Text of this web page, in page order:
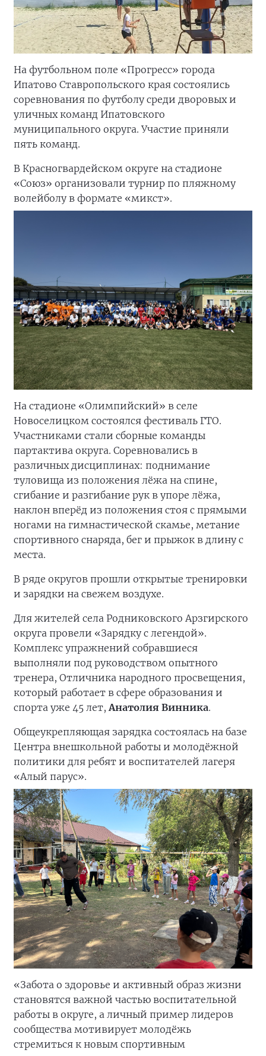
На футбольном поле «Прогресс» города
Ипатово Ставропольского края состоялись
соревнования по футболу среди дворовых и
уличных команд Ипатовского
муниципального округа. Участие приняли
пять команд.
В Красногвардейском округе на стадионе
«Союз» организовали турнир по пляжному
волейболу в формате «микст».
На стадионе «Олимпийский» в селе
Новоселицком состоялся фестиваль ГТО.
Участниками стали сборные команды
партактива округа. Соревновались в
различных дисциплинах: поднимание
туловища из положения лёжа на спине,
сгибание и разгибание рук в упоре лёжа,
наклон вперёд из положения стоя с прямыми
ногами на гимнастической скамье, метание
спортивного снаряда, бег и прыжок в длину с
места.
В ряде округов прошли открытые тренировки
и зарядки на свежем воздухе.
Для жителей села Родниковского Арзгирского
округа провели «Зарядку с легендой».
Комплекс упражнений собравшиеся
выполняли под руководством опытного
тренера, Отличника народного просвещения,
который работает в сфере образования и
спорта уже 45 лет,Анатолия Винника.
Общеукрепляющая зарядка состоялась на базе
Центра внешкольной работы и молодёжной
политики для ребят и воспитателей лагеря
«Алый парус».
«Забота о здоровье и активный образ жизни
становятся важной частью воспитательной
работы в округе, а личный пример лидеров
сообщества мотивирует молодёжь
стремиться к новым спортивным